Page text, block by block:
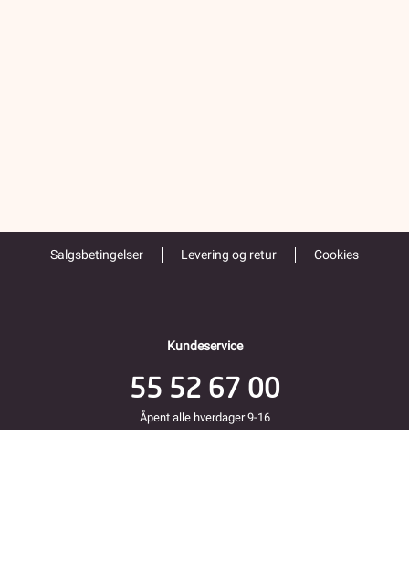
Salgsbetingelser Levering og retur Cookies
Kundeservice
55 52 67 00
Åpent alle hverdager 9-16